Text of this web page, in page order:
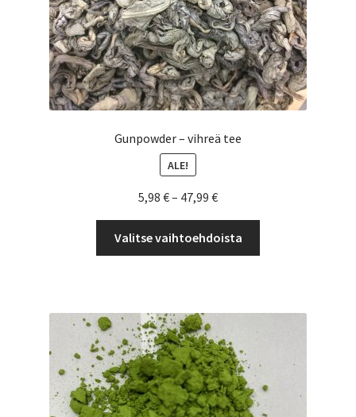
Gunpowder – vihreä tee
ALE!
5,98 €– 47,99 €Hintaluokka:
5,98 €
-
47,99 €
Valitse vaihtoehdoista
valinnat
tuotteen
sivulla.